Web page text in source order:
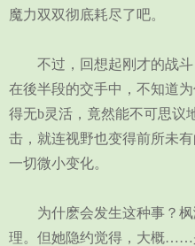
魔力双双彻底耗尽了吧。
不过，回想起刚才的战斗
在後半段的交手中，不知道
得无b灵活，竟然能不可思议
击，就连视野也变得前所未
一切微小变化。
为什麽会发生这种事？枫
理。但她隐约觉得，大概……